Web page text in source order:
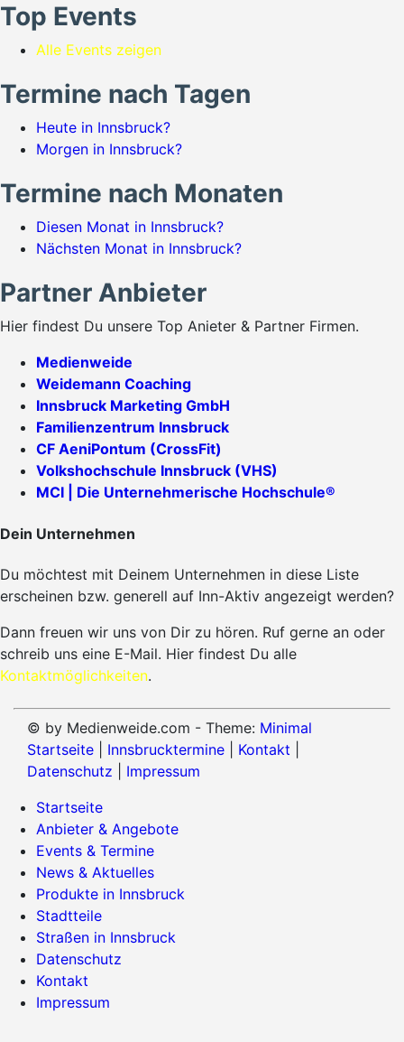
Top Events
Alle Events zeigen
Termine nach Tagen
Heute in Innsbruck?
Morgen in Innsbruck?
Termine nach Monaten
Diesen Monat in Innsbruck?
Nächsten Monat in Innsbruck?
Partner Anbieter
Hier findest Du unsere Top Anieter & Partner Firmen.
Medienweide
Weidemann Coaching
Innsbruck Marketing GmbH
Familienzentrum Innsbruck
CF AeniPontum (CrossFit)
Volkshochschule Innsbruck (VHS)
MCI | Die Unternehmerische Hochschule®
Dein Unternehmen
Du möchtest mit Deinem Unternehmen in diese Liste
erscheinen bzw. generell auf Inn-Aktiv angezeigt werden?
Dann freuen wir uns von Dir zu hören. Ruf gerne an oder
schreib uns eine E-Mail. Hier findest Du alle
Kontaktmöglichkeiten.
© by Medienweide.com - Theme: Minimal
Startseite
Innsbrucktermine Kontakt
Datenschutz
Impressum
Startseite
Anbieter & Angebote
Events & Termine
News & Aktuelles
Produkte in Innsbruck
Stadtteile
Straßen in Innsbruck
Datenschutz
Kontakt
Impressum